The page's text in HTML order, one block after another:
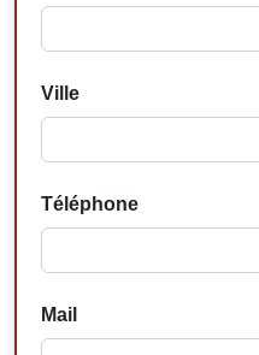
Ville
Téléphone
Mail